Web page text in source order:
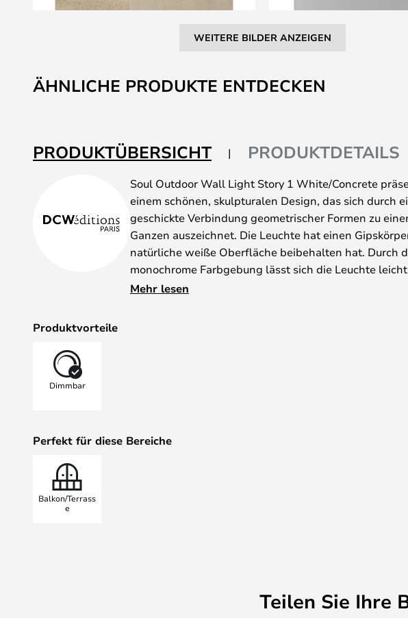
WEITERE BILDER ANZEIGEN
Anfang
der
ÄHNLICHE PRODUKTE ENTDECKEN
PRODUKTÜBERSICHT PRODUKTDETAILS
Soul Outdoor Wall Light Story 1 White/Concrete
einem schönen, skulpturalen Design, das sich durch
geschickte Verbindung geometrischer Formen zu
Ganzen auszeichnet. Die Leuchte hat einen
natürliche weiße Oberfläche beibehalten hat. Durch
monochrome Farbgebung lässt sich die Leuchte
verschiedene Umgebungen einfügen. Im Mittelpunkt
jede mit ihrer eigenen Form, aber mit dem gleichen
Mehr lesen
Produktvorteile
Dimmbar
Perfekt für diese Bereiche
Balkon/Terrass
e
Teilen Sie Ihre